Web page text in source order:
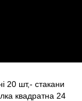
20 шт,- стакани
квадратна 24